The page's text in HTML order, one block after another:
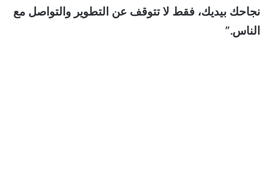
نجاحك بيديك، فقط لا تتوقف عن التطوير والتواصل مع
الناس.”